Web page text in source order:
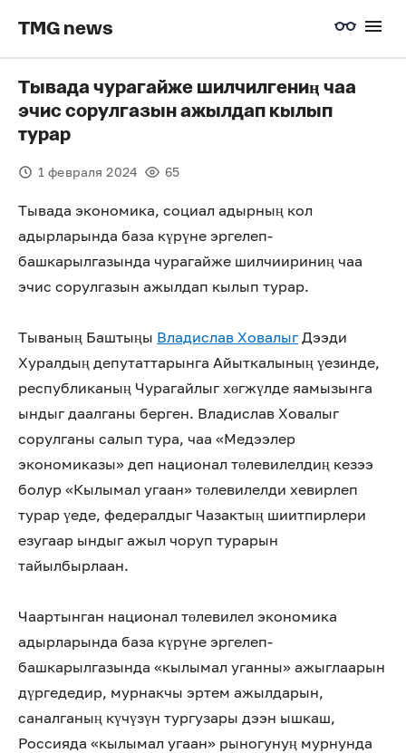
TMG news
Тывада чурагайже шилчилгениң чаа
эчис сорулгазын ажылдап кылып
турар
1 февраля 2024 65
Тывада экономика, социал адырның кол
адырларында база күрүне эргелеп-
башкарылгазында чурагайже шилчиириниң чаа
эчис сорулгазын ажылдап кылып турар.
Тываның Баштыңы Владислав Ховалыг Дээди
Хуралдың депутаттарынга Айыткалының үезинде,
республиканың Чурагайлыг хөгжүлде яамызынга
ындыг даалганы берген. Владислав Ховалыг
сорулганы салып тура, чаа «Медээлер
экономиказы» деп национал төлевилелдиң кезээ
болур «Кылымал угаан» төлевилелди хевирлеп
турар үеде, федералдыг Чазактың шиитпирлери
езугаар ындыг ажыл чоруп турарын
тайылбырлаан.
Чаартынган национал төлевилел экономика
адырларында база күрүне эргелеп-
башкарылгазында «кылымал уганны» ажыглаарын
дүргедедир, мурнакчы эртем ажылдарын,
саналганың күчүзүн тургузары дээн ышкаш,
Россияда «кылымал угаан» рыногунуң мурнунда